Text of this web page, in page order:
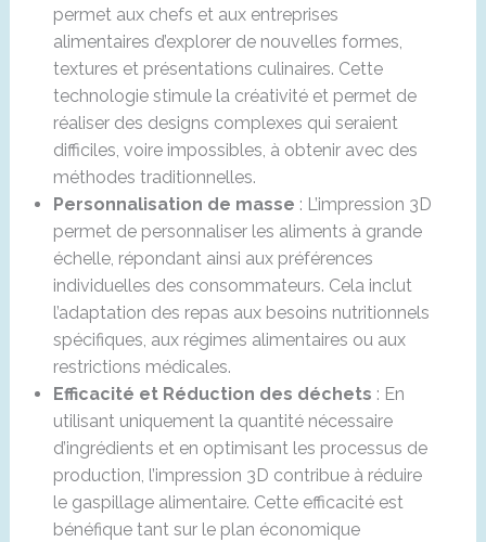
permet aux chefs et aux entreprises
alimentaires d’explorer de nouvelles formes,
textures et présentations culinaires. Cette
technologie stimule la créativité et permet de
réaliser des designs complexes qui seraient
difficiles, voire impossibles, à obtenir avec des
méthodes traditionnelles.
Personnalisation de masse : L’impression 3D
permet de personnaliser les aliments à grande
échelle, répondant ainsi aux préférences
individuelles des consommateurs. Cela inclut
l’adaptation des repas aux besoins nutritionnels
spécifiques, aux régimes alimentaires ou aux
restrictions médicales.
Efficacité et Réduction des déchets : En
utilisant uniquement la quantité nécessaire
d’ingrédients et en optimisant les processus de
production, l’impression 3D contribue à réduire
le gaspillage alimentaire. Cette efficacité est
bénéfique tant sur le plan économique